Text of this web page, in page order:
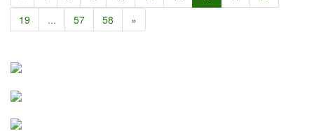
19
... 57 58 »